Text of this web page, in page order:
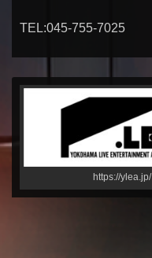
TEL:045-755-7025
https://ylea.jp/